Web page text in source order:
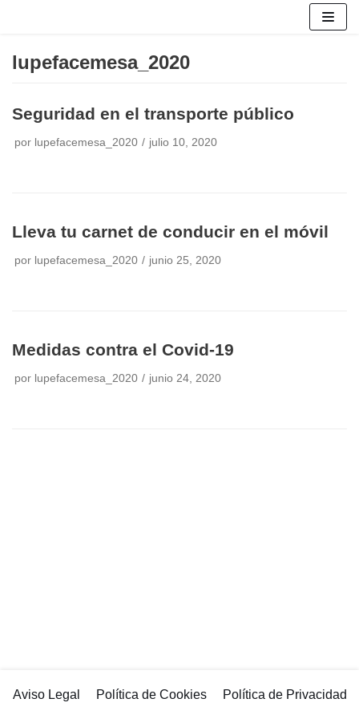
al
lupefacemesa_2020
Seguridad en el transporte público
por lupefacemesa_2020 julio 10, 2020
Lleva tu carnet de conducir en el móvil
por lupefacemesa_2020 junio 25, 2020
Medidas contra el Covid-19
por lupefacemesa_2020 junio 24, 2020
Aviso Legal Política de Cookies Política de Privacidad